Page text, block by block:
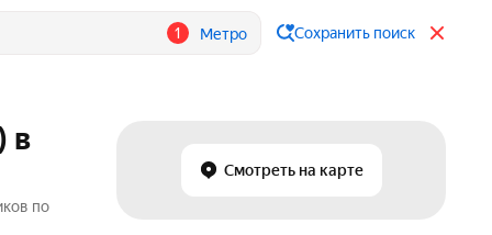
1 Метро Сохранить поиск
Смотреть на карте
в
по